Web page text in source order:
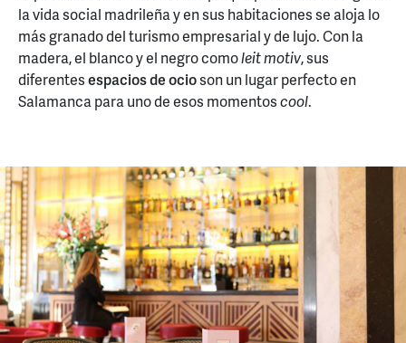
la vida social madrileña y en sus habitaciones se aloja lo
más granado del turismo empresarial y de lujo. Con la
madera, el blanco y el negro comoleit motiv, sus
diferentesespacios de ocioson un lugar perfecto en
Salamanca para uno de esos momentoscool.